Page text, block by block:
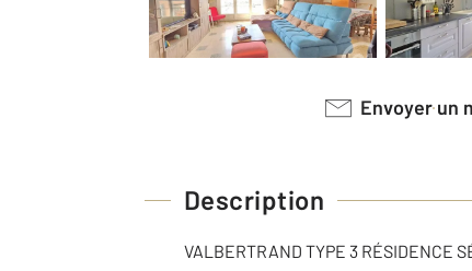
Envoyer un
Description
VALBERTRAND TYPE 3 RÉSIDENCE